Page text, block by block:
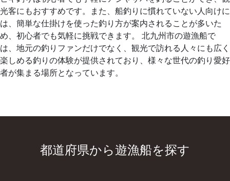
光客にもおすすめです。また、船釣りに慣れていない人向けに
は、簡単な仕掛けを使った釣り方が案内されることが多いた
め、初心者でも気軽に挑戦できます。 北九州市の遊漁船で
は、地元の釣りファンだけでなく、観光で訪れる人々にも広く
楽しめる釣りの体験が提供されており、様々な世代の釣り愛好
者が集まる場所となっています。
都道府県から遊漁船を探す